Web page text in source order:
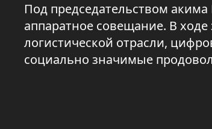
Под председательством
аппаратное совещание. В
логистической отрасли,
социально значимые